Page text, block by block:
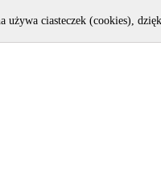
używa ciasteczek (cookies),